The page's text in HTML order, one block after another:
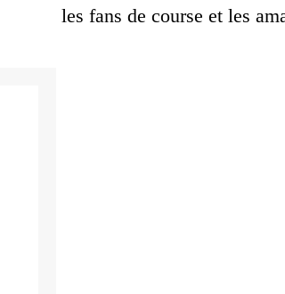
les fans de course et les